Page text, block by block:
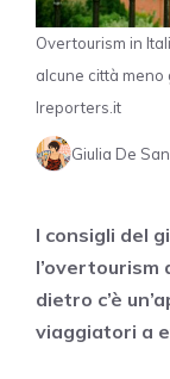
Overtourism in
alcune città
Ireporters.it
Giulia De
I consigli del
l’overtourism
dietro c’è
viaggiatori a